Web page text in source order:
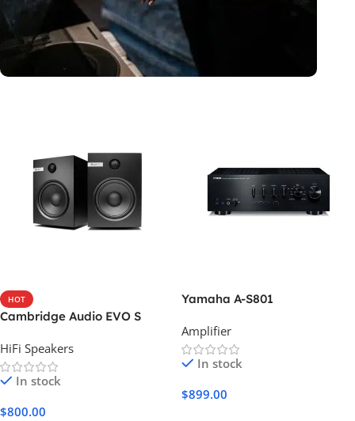
HOT
Cambridge Audio EVO S
HiFi Speakers
In stock
$800.00
Yamaha A-S801
Amplifier
In stock
$899.00